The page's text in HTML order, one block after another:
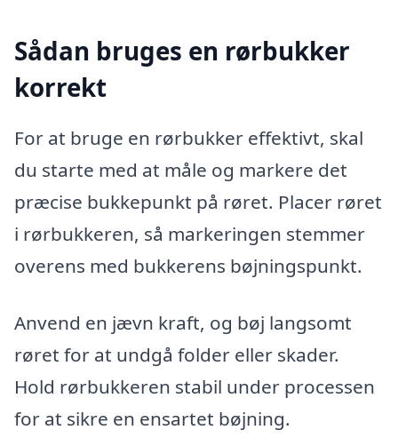
Sådan bruges en rørbukker
korrekt
For at bruge en rørbukker effektivt, skal
du starte med at måle og markere det
præcise bukkepunkt på røret. Placer røret
i rørbukkeren, så markeringen stemmer
overens med bukkerens bøjningspunkt.
Anvend en jævn kraft, og bøj langsomt
røret for at undgå folder eller skader.
Hold rørbukkeren stabil under processen
for at sikre en ensartet bøjning.